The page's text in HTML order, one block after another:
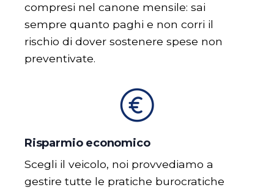
compresi nel canone mensile: sai
sempre quanto paghi e non corri il
rischio di dover sostenere spese non
preventivate.
Risparmio economico
Scegli il veicolo, noi provvediamo a
gestire tutte le pratiche burocratiche